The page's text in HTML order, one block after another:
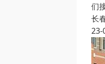
们
长
23-